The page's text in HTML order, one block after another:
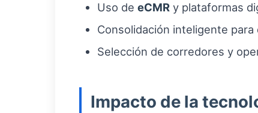
Uso de eCMR y plataformas
Consolidación inteligente
Selección de corredores y
Impacto de la